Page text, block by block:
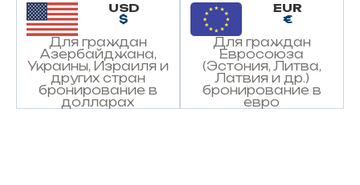
USD
$
Для граждан
Азербайджана,
Украины, Израиля и
других стран
бронирование в
долларах
EUR
€
Для граждан
Евросоюза
(Эстония, Литва,
Латвия и др.)
бронирование в
евро